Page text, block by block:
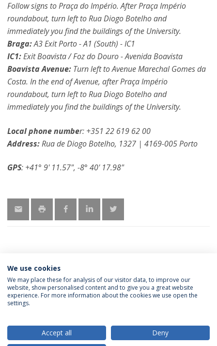
Follow signs to Praça do Império. After Praça Império
roundabout, turn left to Rua Diogo Botelho and
immediately you find the buildings of the University.
Braga:A3 Exit Porto - A1 (South) - IC1
IC1:Exit Boavista / Foz do Douro - Avenida Boavista
Boavista Avenue: Turn left to Avenue Marechal Gomes da
Costa. In the end of Avenue, after Praça Império
roundabout, turn left to Rua Diogo Botelho and
immediately you find the buildings of the University.
Local phone number: +351 22 619 62 00
Address:Rua de Diogo Botelho, 1327 | 4169-005 Porto
GPS: +41° 9' 11.57", -8° 40' 17.98"
MORE INFORMATION
Privacy Policy
We use cookies
We may place these for analysis of our visitor data, to improve our
website, show personalised content and to give you a great website
experience. For more information about the cookies we use open the
settings.
Accept all Deny